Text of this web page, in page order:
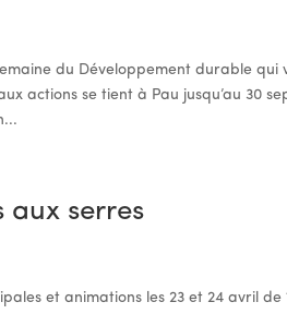
du Développement durable
actions se tient à Pau jusqu’au 30
aux serres
et animations les 23 et 24 avril